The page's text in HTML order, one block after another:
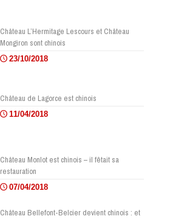
Château L’Hermitage Lescours et Château
Mongiron sont chinois
23/10/2018
Château de Lagorce est chinois
11/04/2018
Château Monlot est chinois – il fêtait sa
restauration
07/04/2018
Château Bellefont-Belcier devient chinois : et